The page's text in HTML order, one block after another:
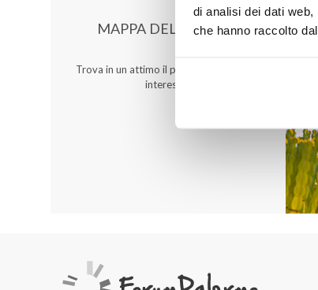
di analisi dei dati
che hanno raccolto
MAPPA DEL CENTRO
Trova in un attimo il punto vendita che ti
interessa!